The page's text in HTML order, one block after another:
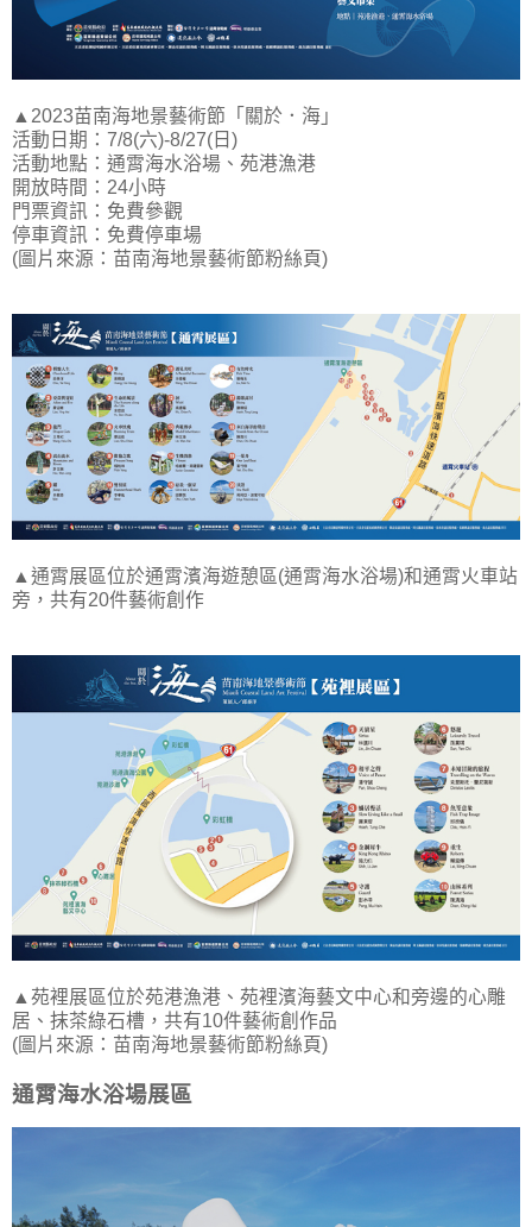
▲2023苗南海地景藝術節「關於．海」
活動日期：7/8(六)-8/27(日)
活動地點：通霄海水浴場、苑港漁港
開放時間：24小時
門票資訊：免費參觀
停車資訊：免費停車場
(圖片來源：苗南海地景藝術節粉絲頁)
▲通霄展區位於通霄濱海遊憩區(通霄海水浴場)和通霄火車站
旁，共有20件藝術創作
▲苑裡展區位於苑港漁港、苑裡濱海藝文中心和旁邊的心雕
居、抹茶綠石槽，共有10件藝術創作品
(圖片來源：苗南海地景藝術節粉絲頁)
通霄海水浴場展區